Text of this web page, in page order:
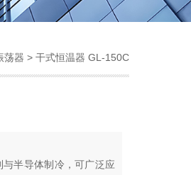
荡器 > 干式恒温器 GL-150C
半导体制冷，可广泛应